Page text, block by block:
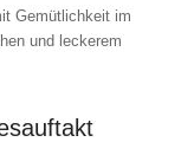
Gemütlichkeit im
und leckerem